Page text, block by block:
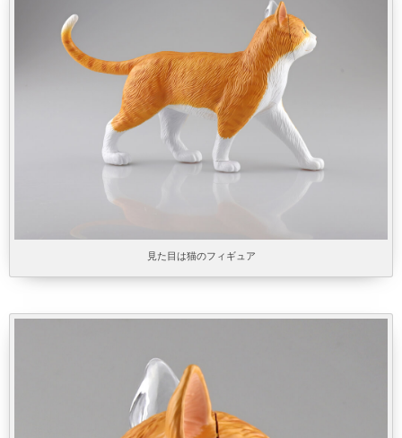
見た目は猫のフィギュア